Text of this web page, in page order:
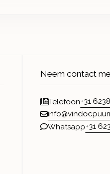
Neem contact
Telefoon+31
Whatsapp+31